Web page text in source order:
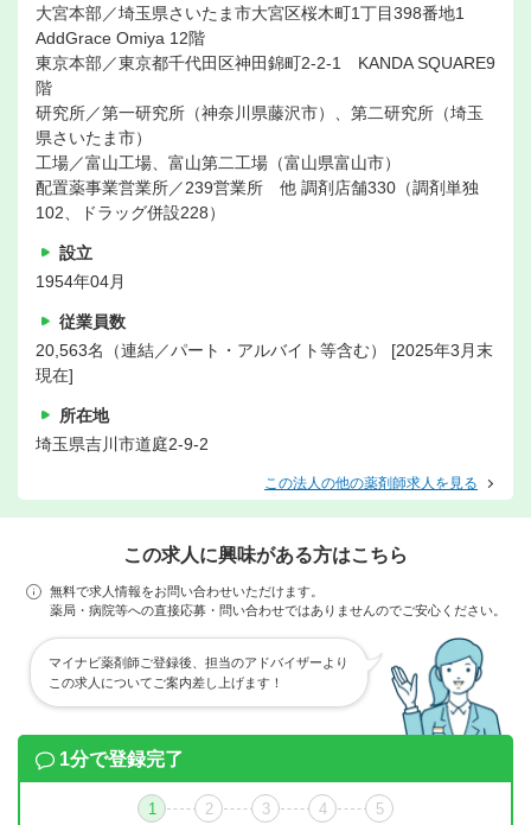
大宮本部／埼玉県さいたま市大宮区桜木町1丁目398番地1
AddGrace Omiya 12階
東京本部／東京都千代田区神田錦町2-2-1 KANDA SQUARE9
階
研究所／第一研究所（神奈川県藤沢市）、第二研究所（埼玉
県さいたま市）
工場／富山工場、富山第二工場（富山県富山市）
配置薬事業営業所／239営業所 他 調剤店舗330（調剤単独
102、ドラッグ併設228）
設立
1954年04月
従業員数
20,563名（連結／パート・アルバイト等含む） [2025年3月末
現在]
所在地
埼玉県吉川市道庭2-9-2
この法人の他の薬剤師求人を見る
この求人に興味がある方はこちら
無料で求人情報をお問い合わせいただけます。
薬局・病院等への直接応募・問い合わせではありませんのでご安心ください。
マイナビ薬剤師ご登録後、担当のアドバイザーより
この求人についてご案内差し上げます！
1分で登録完了
1 2 3 4 5